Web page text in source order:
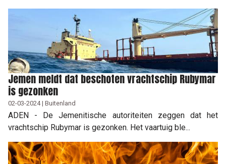
Jemen meldt dat beschoten vrachtschip Rubymar
is gezonken
02-03-2024 | Buitenland
ADEN - De Jemenitische autoriteiten zeggen dat het
vrachtschip Rubymar is gezonken. Het vaartuig ble...